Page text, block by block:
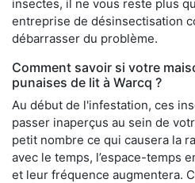
insectes, il ne vous reste plus
entreprise de désinsectisation
débarrasser du problème.
Comment savoir si votre
punaises de lit à Warcq ?
Au début de l'infestation, ces
passer inaperçus au sein de
petit nombre ce qui causera la
avec le temps, l’espace-temps
et leur fréquence augmentera.